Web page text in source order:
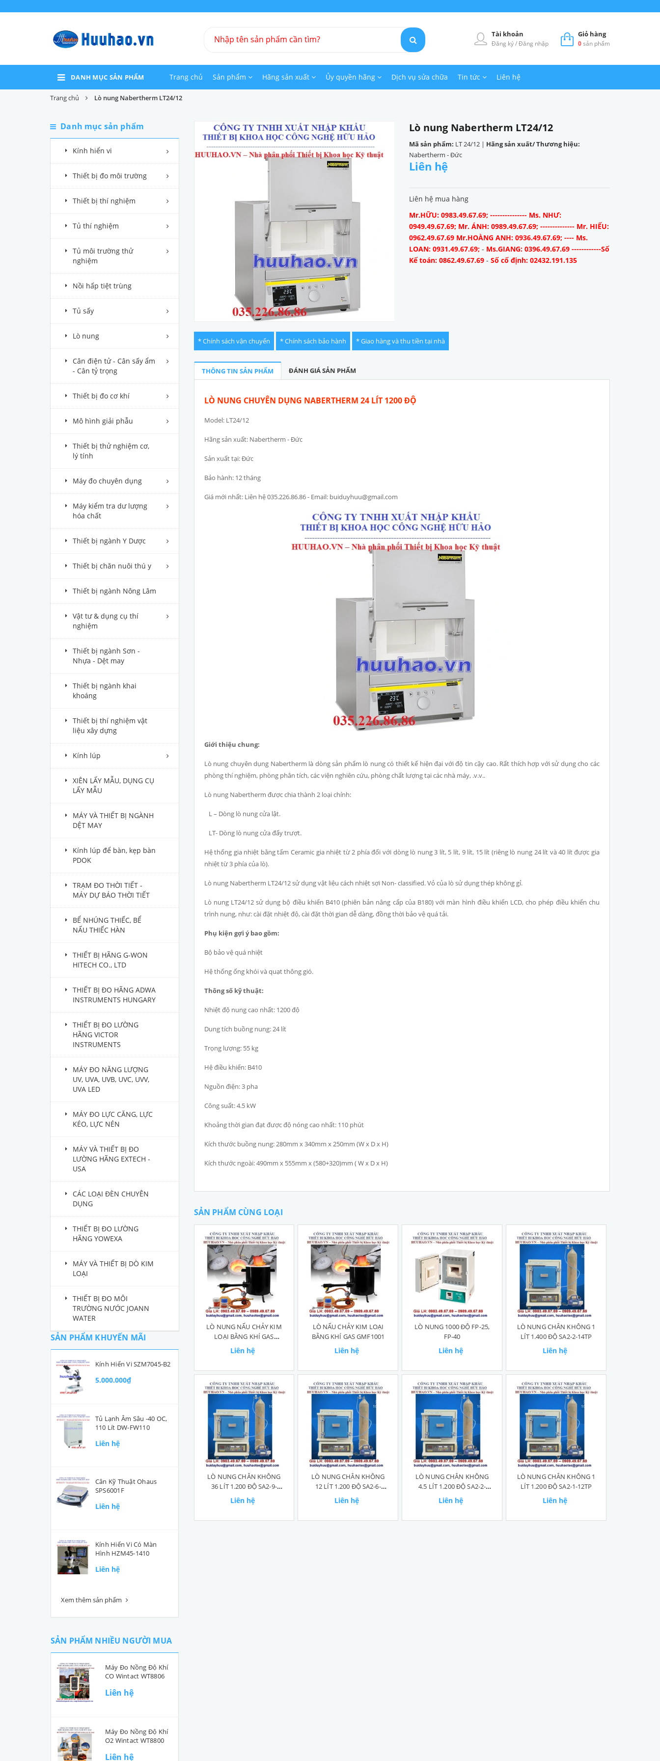
Giỏ hàng
0sản phẩm
Tài khoản
Đăng ký/Đăng nhập
DANH MỤC SẢN PHẨM Trang chủ Sản phẩm Hãng sản xuất Ủy quyền hãng Dịch vụ sửa chữa Tin tức Liên hệ
Trang chủ Lò nung Nabertherm LT24/12
Danh mục sản phẩm
Kính hiển vi
Thiết bị đo môi trường
Thiết bị thí nghiệm
Tủ thí nghiệm
Tủ môi trường thử
nghiệm
Nồi hấp tiệt trùng
Tủ sấy
Lò nung
Cân điện tử - Cân sấy ẩm
- Cân tỷ trọng
Thiết bị đo cơ khí
Mô hình giải phẫu
Thiết bị thử nghiệm cơ,
lý tính
Máy đo chuyên dụng
Máy kiểm tra dư lượng
hóa chất
Thiết bị ngành Y Dược
Thiết bị chăn nuôi thú y
Thiết bị ngành Nông Lâm
Vật tư & dụng cụ thí
nghiệm
Thiết bị ngành Sơn -
Nhựa - Dệt may
Thiết bị ngành khai
khoáng
Thiết bị thí nghiệm vật
liệu xây dựng
Kính lúp
XIÊN LẤY MẪU, DỤNG CỤ
LẤY MẪU
MÁY VÀ THIẾT BỊ NGÀNH
DỆT MAY
Kính lúp để bàn, kẹp bàn
PDOK
TRẠM ĐO THỜI TIẾT -
MÁY DỰ BÁO THỜI TIẾT
BỂ NHÚNG THIẾC, BỂ
NẤU THIẾC HÀN
THIẾT BỊ HÃNG G-WON
HITECH CO., LTD
THIẾT BỊ ĐO HÃNG ADWA
INSTRUMENTS HUNGARY
THIẾT BỊ ĐO LƯỜNG
HÃNG VICTOR
INSTRUMENTS
MÁY ĐO NĂNG LƯỢNG
UV, UVA, UVB, UVC, UVV,
UVA LED
MÁY ĐO LỰC CĂNG, LỰC
KÉO, LỰC NÉN
MÁY VÀ THIẾT BỊ ĐO
LƯỜNG HÃNG EXTECH -
USA
CÁC LOẠI ĐÈN CHUYÊN
DỤNG
THIẾT BỊ ĐO LƯỜNG
HÃNG YOWEXA
MÁY VÀ THIẾT BỊ DÒ KIM
LOẠI
THIẾT BỊ ĐO MÔI
TRƯỜNG NƯỚC JOANN
WATER
SẢN PHẨM KHUYẾN MÃI
Kính Hiển Vi SZM7045-B2
5.000.000₫
Tủ Lạnh Âm Sâu -40 OC,
110 Lít DW-FW110
Liên hệ
Cân Kỹ Thuật Ohaus
SPS6001F
Liên hệ
Kính Hiển Vi Có Màn
Hình HZM45-1410
Liên hệ
Xem thêm sản phẩm
SẢN PHẨM NHIỀU NGƯỜI MUA
Máy Đo Nồng Độ Khí
CO Wintact WT8806
Liên hệ
Máy Đo Nồng Độ Khí
O2 Wintact WT8800
Liên hệ
Lò nung Nabertherm LT24/12
Mã sản phẩm: LT 24/12 | Hãng sản xuất/ Thương hiệu:
Nabertherm - Đức
Liên hệ
Liên hệ mua hàng
Mr.HỮU: 0983.49.67.69; --------------- Ms. NHƯ:
0949.49.67.69; Mr. ÁNH: 0989.49.67.69; -------------- Mr. HIẾU:
0962.49.67.69 Mr.HOÀNG ANH: 0936.49.67.69; ---- Ms.
LOAN: 0931.49.67.69; - Ms.GIANG: 0396.49.67.69 ------------Số
Kế toán: 0862.49.67.69 -Số cố định: 02432.191.135
* Chính sách vận chuyển * Chính sách bảo hành * Giao hàng và thu tiền tại nhà
THÔNG TIN SẢN PHẨM ĐÁNH GIÁ SẢN PHẨM
LÒ NUNG CHUYÊN DỤNG NABERTHERM 24 LÍT 1200 ĐỘ
Model: LT24/12
Hãng sản xuất: Nabertherm - Đức
Sản xuất tại: Đức
Bảo hành: 12 tháng
Giá mới nhất: Liên hệ 035.226.86.86 - Email: buiduyhuu@gmail.com
Giới thiệu chung:
Lò nung chuyên dụng Nabertherm là dòng sản phẩm lò nung có thiết kế hiện đại với độ tin cậy cao. Rất thích hợp với sử dụng cho các
phòng thí nghiệm, phòng phân tích, các viện nghiên cứu, phòng chất lượng tại các nhà máy, .v.v..
Lò nung Nabertherm được chia thành 2 loại chính:
L – Dòng lò nung cửa lật.
LT- Dòng lò nung cửa đẩy trượt.
Hệ thống gia nhiệt bằng tấm Ceramic gia nhiệt từ 2 phía đối với dòng lò nung 3 lít, 5 lít, 9 lít, 15 lít (riêng lò nung 24 lít và 40 lít được gia
nhiệt từ 3 phía của lò).
Lò nung Nabertherm LT24/12 sử dụng vật liệu cách nhiệt sợi Non- classified. Vỏ của lò sử dụng thép không gỉ.
Lò nung LT24/12 sử dụng bộ điều khiển B410 (phiên bản nâng cấp của B180) với màn hình điều khiển LCD, cho phép điều khiển chu
trình nung, như: cài đặt nhiệt độ, cài đặt thời gian dễ dàng, đồng thời bảo vệ quá tải.
Phụ kiện gợi ý bao gồm:
Bộ bảo vệ quá nhiệt
Hệ thống ống khói và quạt thông gió.
Thông số kỹ thuật:
Nhiệt độ nung cao nhất: 1200 độ
Dung tích buồng nung: 24 lít
Trọng lượng: 55 kg
Hệ điều khiển: B410
Nguồn điện: 3 pha
Công suất: 4.5 kW
Khoảng thời gian đạt được độ nóng cao nhất: 110 phút
Kích thước buồng nung: 280mm x 340mm x 250mm (W x D x H)
Kích thước ngoài: 490mm x 555mm x (580+320)mm ( W x D x H)
SẢN PHẨM CÙNG LOẠI
LÒ NUNG NẤU CHẢY KIM
LOẠI BẰNG KHÍ GAS
GMF1001
Liên hệ
LÒ NẤU CHẢY KIM LOẠI
BẰNG KHÍ GAS GMF1001
Liên hệ
LÒ NUNG 1000 ĐỘ FP-25,
FP-40
Liên hệ
LÒ NUNG CHÂN KHÔNG 1
LÍT 1.400 ĐỘ SA2-2-14TP
Liên hệ
LÒ NUNG CHÂN KHÔNG
36 LÍT 1.200 ĐỘ SA2-9-
12TP
Liên hệ
LÒ NUNG CHÂN KHÔNG
12 LÍT 1.200 ĐỘ SA2-6-
12TP
Liên hệ
LÒ NUNG CHÂN KHÔNG
4.5 LÍT 1.200 ĐỘ SA2-2-
12TP
Liên hệ
LÒ NUNG CHÂN KHÔNG 1
LÍT 1.200 ĐỘ SA2-1-12TP
Liên hệ